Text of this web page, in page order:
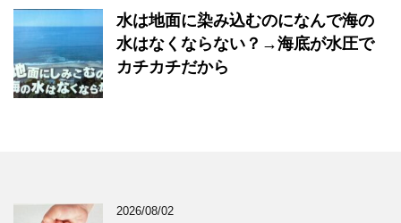
水は地面に染み込むのになんで海の
水はなくならない？→海底が水圧で
カチカチだから
2026/08/02